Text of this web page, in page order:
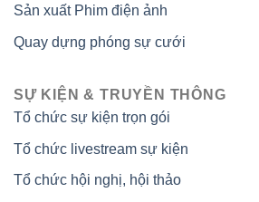
Sản xuất Phim điện ảnh
Quay dựng phóng sự cưới
SỰ KIỆN & TRUYỀN THÔNG
Tổ chức sự kiện trọn gói
Tổ chức livestream sự kiện
Tổ chức hội nghị, hội thảo